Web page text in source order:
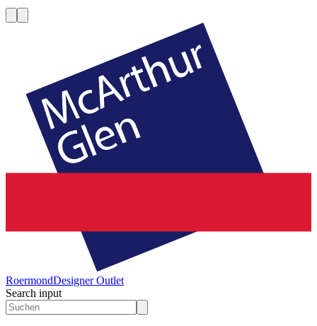
RoermondDesigner Outlet
Search input